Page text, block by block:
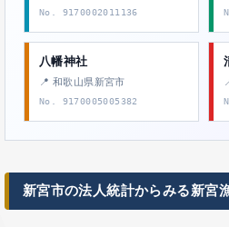
No. 9170002011136
八幡神社
📍 和歌山県新宮市
No. 9170005005382
新宮市の法人統計からみる新宮